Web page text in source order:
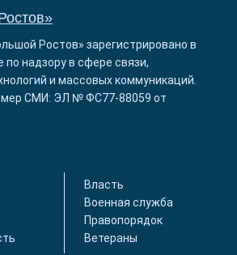
Ростов» зарегистрировано в
надзору в сфере связи,
и массовых коммуникаций.
СМИ: ЭЛ № ФС77-88059 от
Власть
Военная служба
Правопорядок
Ветераны